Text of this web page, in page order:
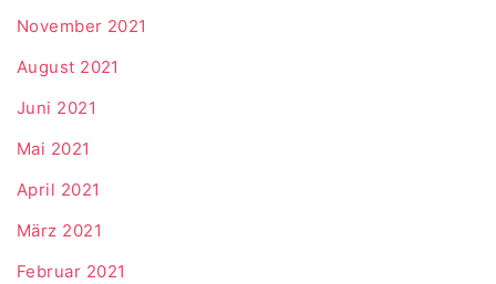
November 2021
August 2021
Juni 2021
Mai 2021
April 2021
März 2021
Februar 2021